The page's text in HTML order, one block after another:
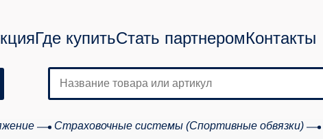
Где купитьСтать партнеромКонтакты
Страховочные системы (Спортивные обвязки)